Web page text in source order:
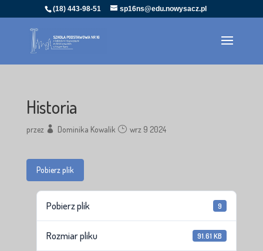
(18) 443-98-51 sp16ns@edu.nowysacz.pl
Historia
przez Dominika Kowalik wrz 9 2024
Pobierz plik
Pobierz plik 9
Rozmiar pliku 91.61 KB